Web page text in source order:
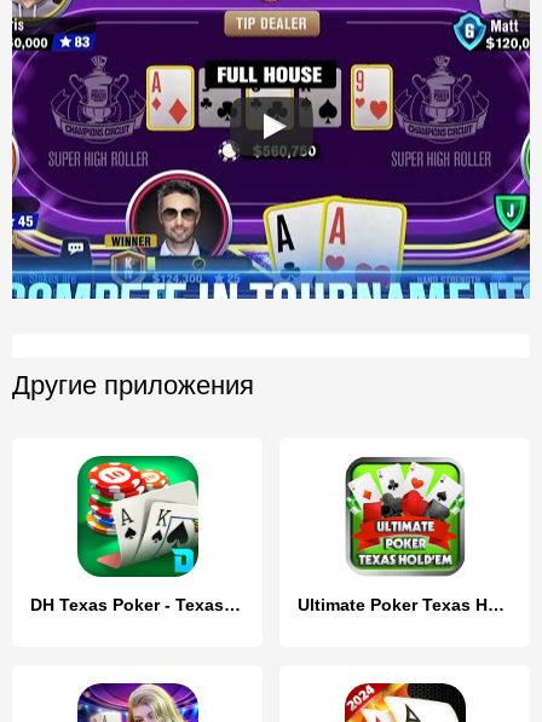
Другие приложения
DH Texas Poker - Texas Hold'em Ultimate Poker Texas Holdem